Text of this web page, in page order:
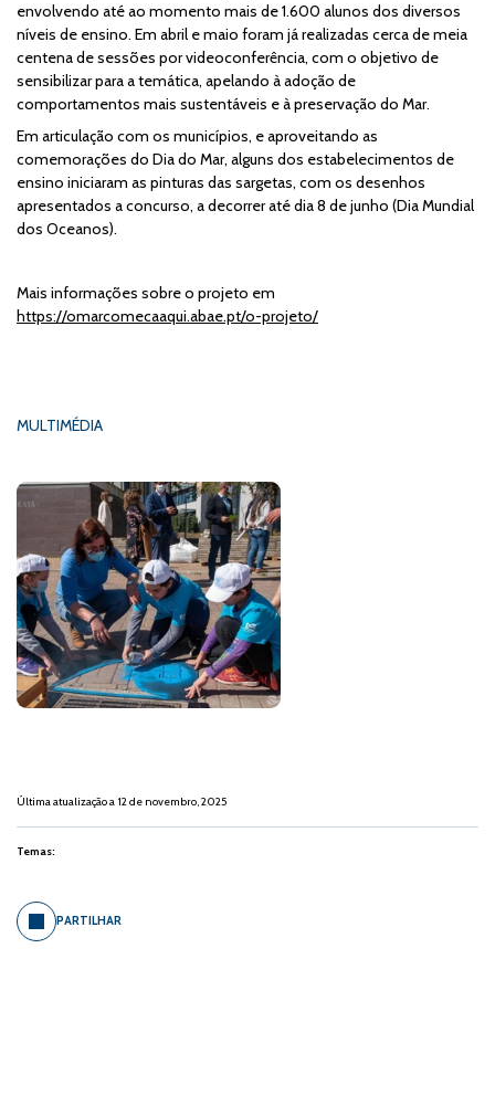
envolvendo até ao momento mais de 1.600 alunos dos diversos
níveis de ensino. Em abril e maio foram já realizadas cerca de meia
centena de sessões por videoconferência, com o objetivo de
sensibilizar para a temática, apelando à adoção de
comportamentos mais sustentáveis e à preservação do Mar.
Em articulação com os municípios, e aproveitando as
comemorações do Dia do Mar, alguns dos estabelecimentos de
ensino iniciaram as pinturas das sargetas, com os desenhos
apresentados a concurso, a decorrer até dia 8 de junho (Dia Mundial
dos Oceanos).
Mais informações sobre o projeto em
https://omarcomecaaqui.abae.pt/o-projeto/
MULTIMÉDIA
Última atualização a 12 de novembro, 2025
Temas:
PARTILHAR